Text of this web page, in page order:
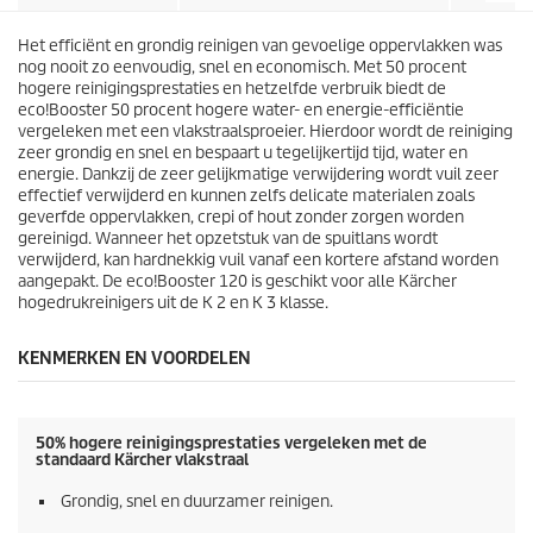
s
n
.
3
1
b
e
o
o
r
d
e
l
i
e
n
Het efficiënt en grondig reinigen van gevoelige oppervlakken was
nog nooit zo eenvoudig, snel en economisch. Met 50 procent
hogere reinigingsprestaties en hetzelfde verbruik biedt de
eco!Booster 50 procent hogere water- en energie-efficiëntie
vergeleken met een vlakstraalsproeier. Hierdoor wordt de reiniging
zeer grondig en snel en bespaart u tegelijkertijd tijd, water en
energie. Dankzij de zeer gelijkmatige verwijdering wordt vuil zeer
effectief verwijderd en kunnen zelfs delicate materialen zoals
geverfde oppervlakken, crepi of hout zonder zorgen worden
gereinigd. Wanneer het opzetstuk van de spuitlans wordt
verwijderd, kan hardnekkig vuil vanaf een kortere afstand worden
aangepakt. De eco!Booster 120 is geschikt voor alle Kärcher
hogedrukreinigers uit de K 2 en K 3 klasse.
KENMERKEN EN VOORDELEN
50% hogere reinigingsprestaties vergeleken met de
standaard Kärcher vlakstraal
Grondig, snel en duurzamer reinigen.